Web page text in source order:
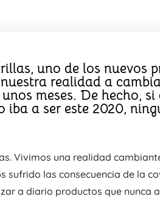
uno de los nuevos
realidad a
meses. De hecho,
iba a ser este 2020,
Vivimos una realidad
sufrido las consecuencia de la
a diario productos que